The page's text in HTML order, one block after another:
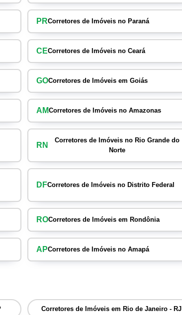
PRCorretores de Imóveis no Paraná
CECorretores de Imóveis no Ceará
GOCorretores de Imóveis em Goiás
AMCorretores de Imóveis no Amazonas
RN
Corretores de Imóveis no Rio Grande do
Norte
DFCorretores de Imóveis no Distrito Federal
ROCorretores de Imóveis em Rondônia
APCorretores de Imóveis no Amapá
Corretores de Imóveis em Rio de Janeiro - RJ